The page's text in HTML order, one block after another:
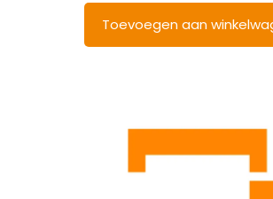
Toevoegen aan